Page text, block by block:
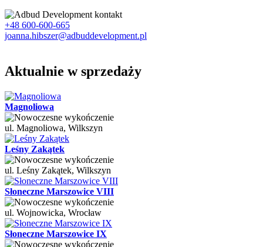
+48 600-600-665
joanna.hibszer@adbuddevelopment.pl
Aktualnie w sprzedaży
Magnoliowa
ul. Magnoliowa, Wilkszyn
Leśny Zakątek
ul. Leśny Zakątek, Wilkszyn
Słoneczne Marszowice VIII
ul. Wojnowicka, Wrocław
Słoneczne Marszowice IX